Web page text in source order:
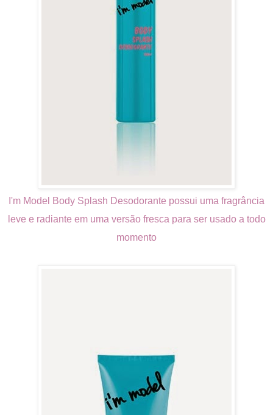
I'm Model Body Splash Desodorante possui uma fragrância
leve e radiante em uma versão fresca para ser usado a todo
momento